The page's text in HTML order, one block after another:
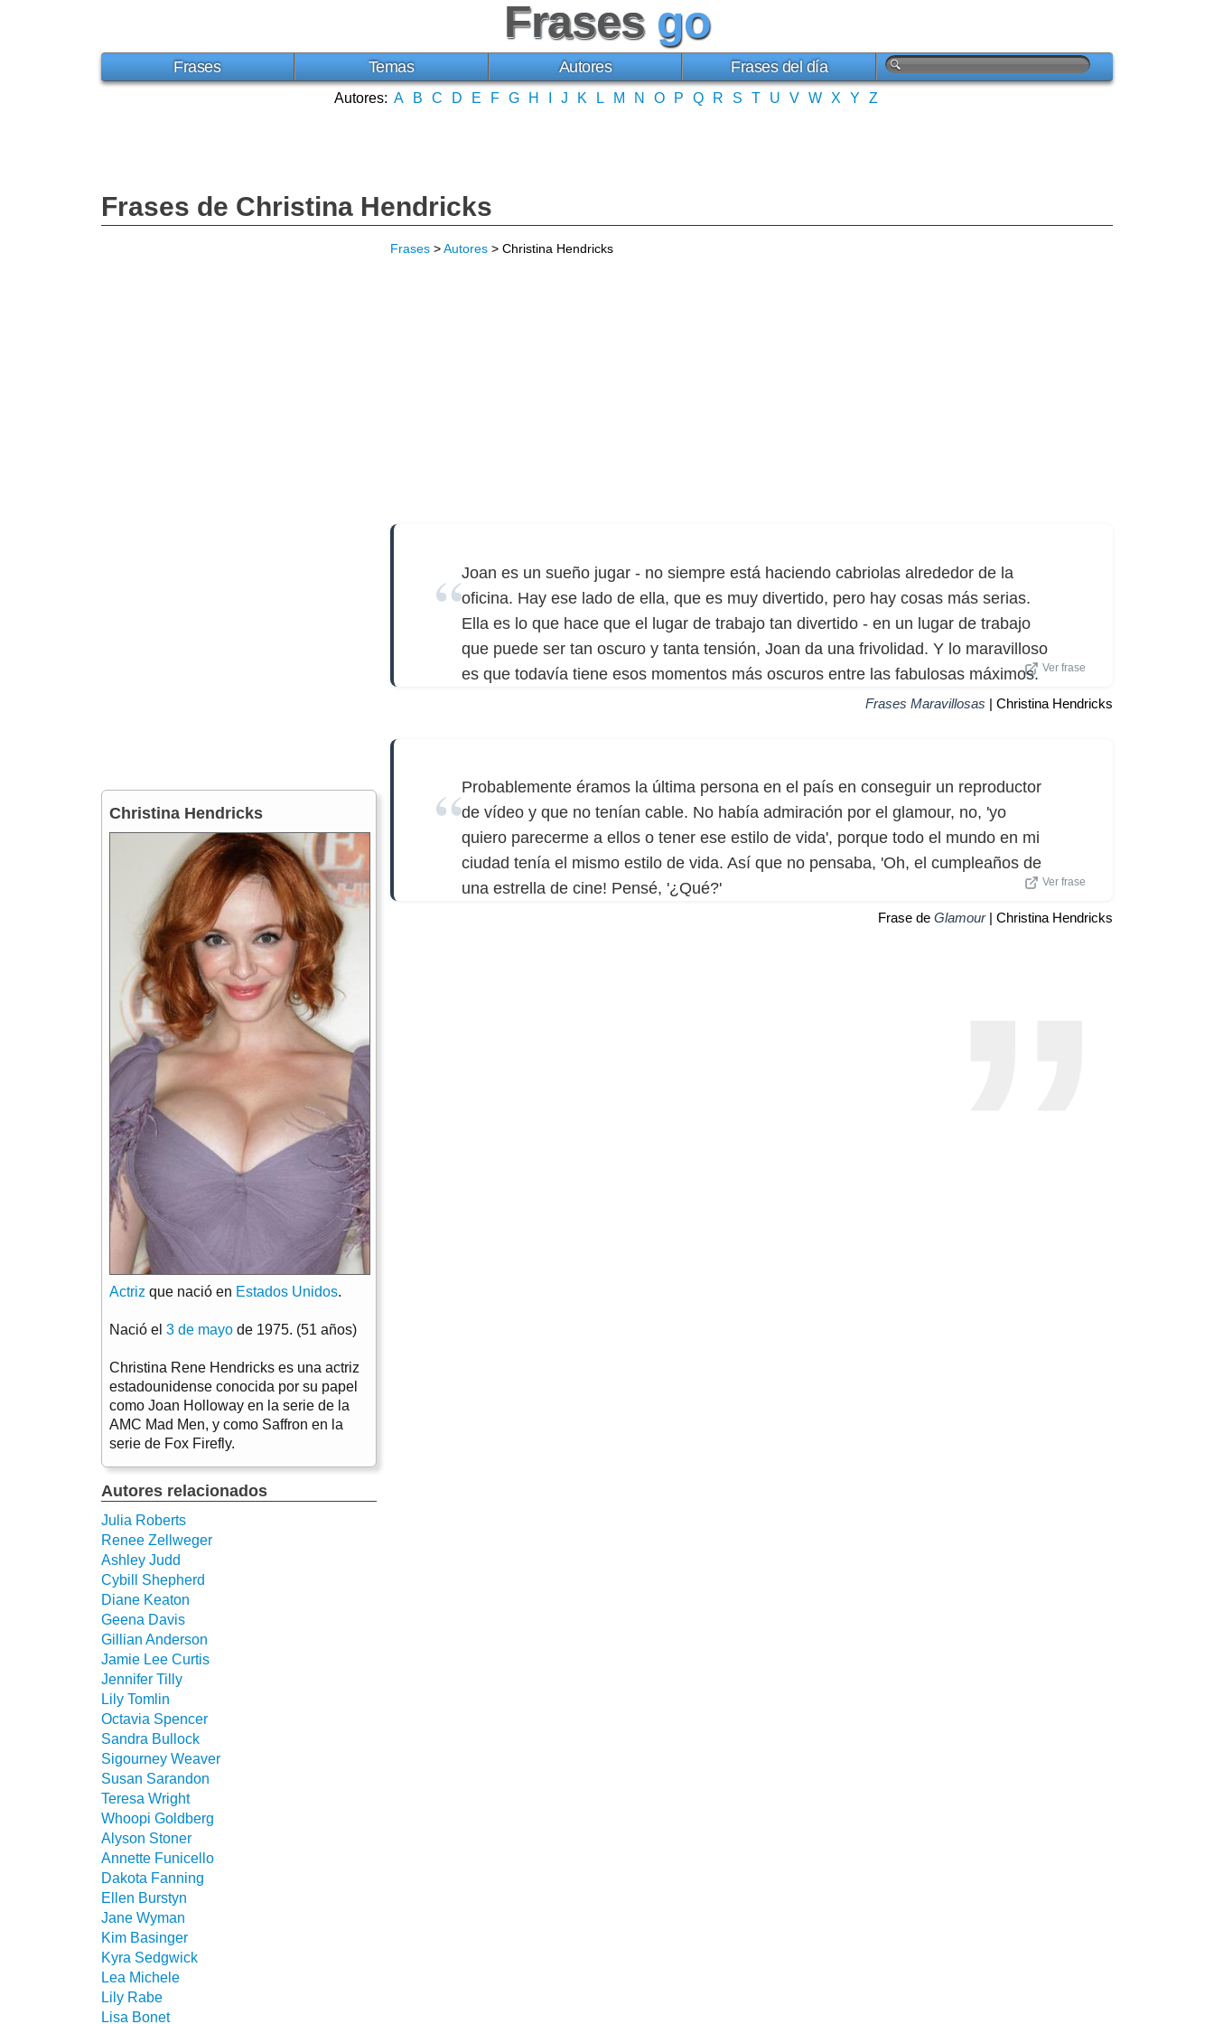
Frases go
Frases Temas Autores Frases del día
Autores: A B C D E F G H J K L M N O P Q R S T U V W X Y Z
Frases de Christina Hendricks
Frases >Autores > Christina Hendricks
Joan es un sueño jugar - no siempre está haciendo cabriolas alrededor de la
oficina. Hay ese lado de ella, que es muy divertido, pero hay cosas más serias.
Ella es lo que hace que el lugar de trabajo tan divertido - en un lugar de trabajo
que puede ser tan oscuro y tanta tensión, Joan da una frivolidad. Y lo maravilloso
es que todavía tiene esos momentos más oscuros entre las fabulosas máximos. Ver frase
Frases Maravillosas | Christina Hendricks
Probablemente éramos la última persona en el país en conseguir un reproductor
de vídeo y que no tenían cable. No había admiración por el glamour, no, 'yo
quiero parecerme a ellos o tener ese estilo de vida', porque todo el mundo en mi
ciudad tenía el mismo estilo de vida. Así que no pensaba, 'Oh, el cumpleaños de
una estrella de cine! Pensé, '¿Qué?'
Ver frase
Frase de Glamour| Christina Hendricks
Christina Hendricks
Actriz que nació en Estados Unidos.
Nació el 3 de mayo de 1975. (51 años)
Christina Rene Hendricks es una actriz
estadounidense conocida por su papel
como Joan Holloway en la serie de la
AMC Mad Men, y como Saffron en la
serie de Fox Firefly.
Autores relacionados
Julia Roberts
Renee Zellweger
Ashley Judd
Cybill Shepherd
Diane Keaton
Geena Davis
Gillian Anderson
Jamie Lee Curtis
Jennifer Tilly
Lily Tomlin
Octavia Spencer
Sandra Bullock
Sigourney Weaver
Susan Sarandon
Teresa Wright
Whoopi Goldberg
Alyson Stoner
Annette Funicello
Dakota Fanning
Ellen Burstyn
Jane Wyman
Kim Basinger
Kyra Sedgwick
Lea Michele
Lily Rabe
Lisa Bonet